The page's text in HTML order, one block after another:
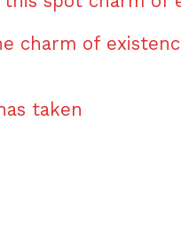
charm of
taken